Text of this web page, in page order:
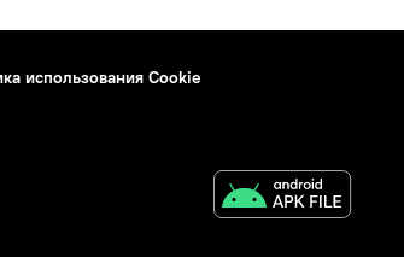
использования Cookie